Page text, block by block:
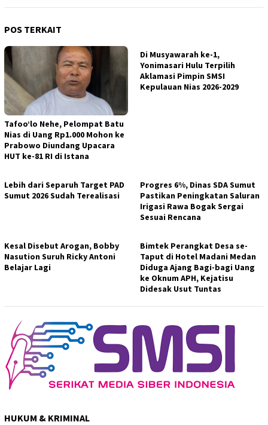
POS TERKAIT
Tafoo’lo Nehe, Pelompat Batu
Nias di Uang Rp1.000 Mohon ke
Prabowo Diundang Upacara
HUT ke-81 RI di Istana
Di Musyawarah ke-1,
Yonimasari Hulu Terpilih
Aklamasi Pimpin SMSI
Kepulauan Nias 2026-2029
Lebih dari Separuh Target PAD
Sumut 2026 Sudah Terealisasi
Progres 6%, Dinas SDA Sumut
Pastikan Peningkatan Saluran
Irigasi Rawa Bogak Sergai
Sesuai Rencana
Kesal Disebut Arogan, Bobby
Nasution Suruh Ricky Antoni
Belajar Lagi
Bimtek Perangkat Desa se-
Taput di Hotel Madani Medan
Diduga Ajang Bagi-bagi Uang
ke Oknum APH, Kejatisu
Didesak Usut Tuntas
HUKUM & KRIMINAL